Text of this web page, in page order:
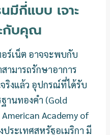
กี่แบบ เจาะ
กับคุณ
ร์เน็ต อาจจะพบกับ
มารถรักษาอาการ
ริงแล้ว อุปกรณ์ที่ได้รับ
านทองคำ (Gold
Academy of
ประเทศสหรัฐอเมริกา มี